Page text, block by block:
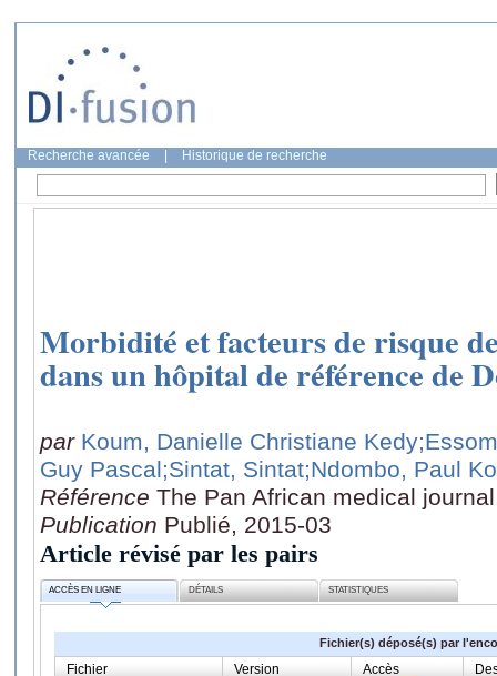
Recherche avancée Historique de recherche
Morbidité et facteurs de risque
dans un hôpital de référence de
par Koum, Danielle Christiane Kedy
Guy Pascal;Sintat, Sintat;Ndombo, Paul
Référence The Pan African medical
Publication Publié, 2015-03
Article révisé par les pairs
ACCÈS EN LIGNE DÉTAILS STATISTIQUES
Fichier(s) déposé(s) par
Fichier Version Accès